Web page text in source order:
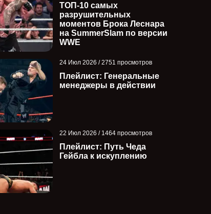
ТОП-10 самых
разрушительных
моментов Брока Леснара
на SummerSlam по версии
WWE
24 Июл 2026 / 2751 просмотров
Плейлист: Генеральные
менеджеры в действии
22 Июл 2026 / 1464 просмотров
Плейлист: Путь Чеда
Гейбла к искуплению